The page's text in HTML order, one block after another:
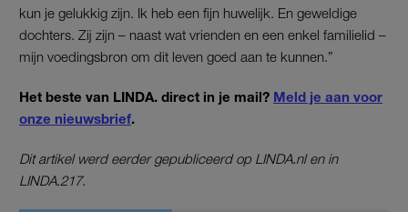
kun je gelukkig zijn. Ik heb een fijn huwelijk. En geweldige
dochters. Zij zijn – naast wat vrienden en een enkel familielid –
mijn voedingsbron om dit leven goed aan te kunnen.”
Het beste van LINDA. direct in je mail? Meld je aan voor
onze nieuwsbrief.
Dit artikel werd eerder gepubliceerd op LINDA.nl en in
LINDA.217.